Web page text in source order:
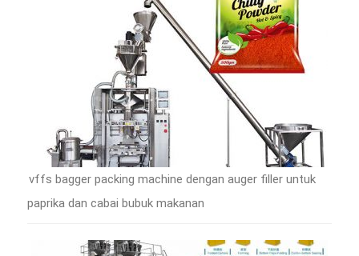
vffs bagger packing machine dengan auger filler untuk
paprika dan cabai bubuk makanan